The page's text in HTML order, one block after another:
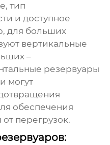
тип
и доступное
для больших
вертикальные
–
резервуары
могут
обеспечения
перегрузок.